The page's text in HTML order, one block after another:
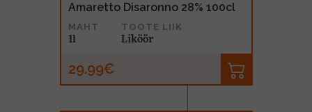
Amaretto Disaronno 28% 100cl
MAHT
1l
TOOTE LIIK
Liköör
29.99€